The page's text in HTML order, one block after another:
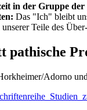
in der Gruppe der
Das "Ich" bleibt
Teile des
pathische
Adorno